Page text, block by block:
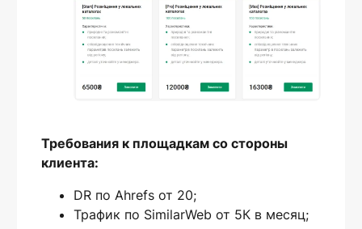
Требования к площадкам со стороны
клиента:
DR по Ahrefs от 20;
Трафик по SimilarWeb от 5К в месяц;